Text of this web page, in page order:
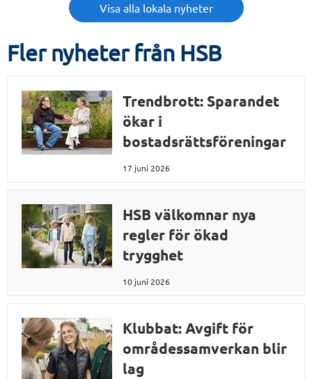
Visa alla lokala nyheter
Fler nyheter från HSB
Trendbrott: Sparandet
ökar i
bostadsrättsföreningar
17 juni 2026
HSB välkomnar nya
regler för ökad
trygghet
10 juni 2026
Klubbat: Avgift för
områdessamverkan blir
lag